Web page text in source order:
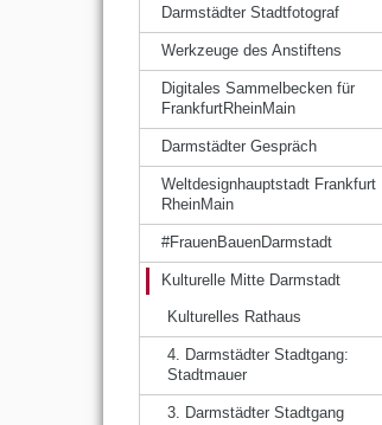
Darmstädter Stadtfotograf
Werkzeuge des Anstiftens
Digitales Sammelbecken für
FrankfurtRheinMain
Darmstädter Gespräch
Weltdesignhauptstadt Frankfurt
RheinMain
#FrauenBauenDarmstadt
Kulturelle Mitte Darmstadt
Kulturelles Rathaus
4. Darmstädter Stadtgang:
Stadtmauer
3. Darmstädter Stadtgang